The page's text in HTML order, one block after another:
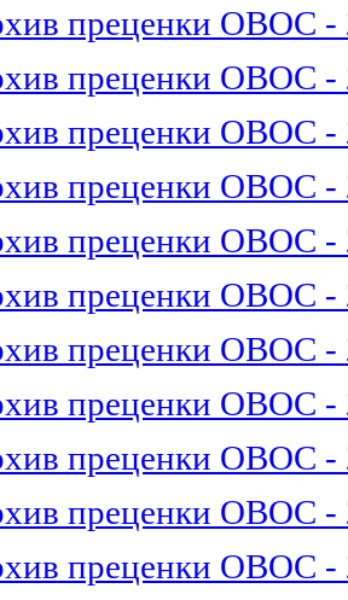
преценки ОВОС -
преценки ОВОС -
преценки ОВОС -
преценки ОВОС -
преценки ОВОС -
преценки ОВОС -
преценки ОВОС -
преценки ОВОС -
преценки ОВОС -
преценки ОВОС -
преценки ОВОС -